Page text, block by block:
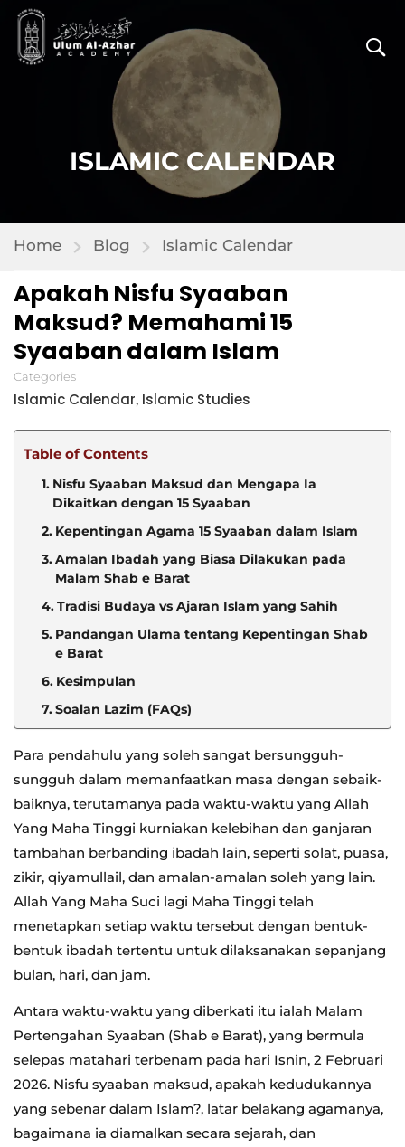
ISLAMIC CALENDAR
Home Blog Islamic Calendar
Apakah Nisfu Syaaban
Maksud? Memahami 15
Syaaban dalam Islam
Categories
Islamic Calendar, Islamic Studies
Table of Contents
Nisfu Syaaban Maksud dan Mengapa Ia
Dikaitkan dengan 15 Syaaban
Kepentingan Agama 15 Syaaban dalam Islam
Amalan Ibadah yang Biasa Dilakukan pada
Malam Shab e Barat
Tradisi Budaya vs Ajaran Islam yang Sahih
Pandangan Ulama tentang Kepentingan Shab
e Barat
Kesimpulan
Soalan Lazim (FAQs)
Para pendahulu yang soleh sangat bersungguh-
sungguh dalam memanfaatkan masa dengan sebaik-
baiknya, terutamanya pada waktu-waktu yang Allah
Yang Maha Tinggi kurniakan kelebihan dan ganjaran
tambahan berbanding ibadah lain, seperti solat, puasa,
zikir, qiyamullail, dan amalan-amalan soleh yang lain.
Allah Yang Maha Suci lagi Maha Tinggi telah
menetapkan setiap waktu tersebut dengan bentuk-
bentuk ibadah tertentu untuk dilaksanakan sepanjang
bulan, hari, dan jam.
Antara waktu-waktu yang diberkati itu ialah Malam
Pertengahan Syaaban (Shab e Barat), yang bermula
selepas matahari terbenam pada hari Isnin, 2 Februari
2026. Nisfu syaaban maksud, apakah kedudukannya
yang sebenar dalam Islam?, latar belakang agamanya,
bagaimana ia diamalkan secara sejarah, dan